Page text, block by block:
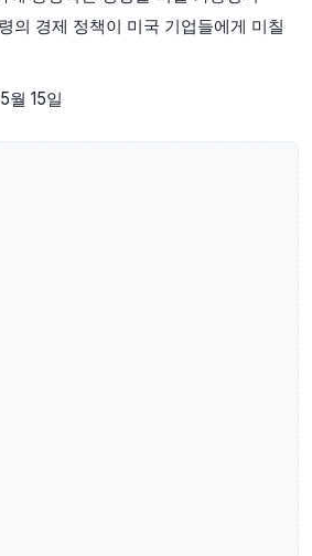
의 경제 정책이 미국 기업들에게 미칠
15일